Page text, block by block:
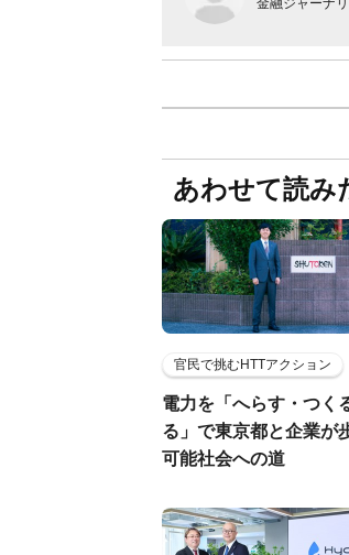
金融ジャーナ
あわせて読み
官民で挑むHTTアクション
電力を「へらす・つく
る」で東京都と企業が
可能社会への道